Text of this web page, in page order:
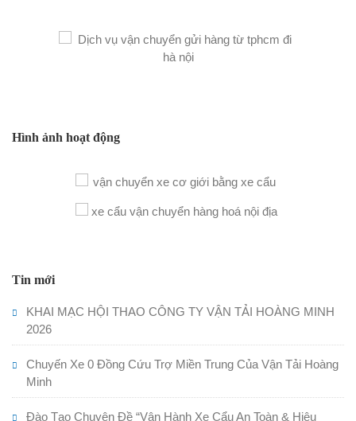
Hình ảnh hoạt động
Tin mới
KHAI MẠC HỘI THAO CÔNG TY VẬN TẢI HOÀNG MINH
2026
Chuyến Xe 0 Đồng Cứu Trợ Miền Trung Của Vận Tải Hoàng
Minh
Đào Tạo Chuyên Đề “Vận Hành Xe Cẩu An Toàn & Hiệu